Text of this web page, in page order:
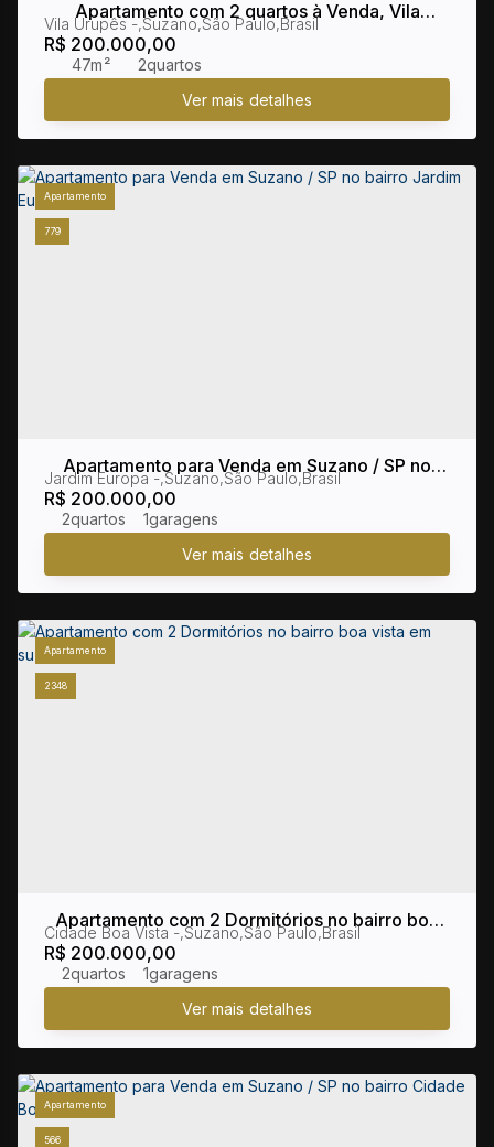
Apartamento com 2 quartos à Venda, Vila
Urupês - Suzano
R$ 200.000,00
Vila Urupês ,Suzano,São Paulo,Brasil
2
47m²
779
Apartamento
Apartamento para Venda em Suzano / SP no
bairro Jardim Europa
R$ 200.000,00
Jardim Europa ,Suzano,São Paulo,Brasil
2 1
2348
Apartamento
Apartamento com 2 Dormitórios no bairro boa
vista em suzano
R$ 200.000,00
Cidade Boa Vista ,Suzano,São Paulo,Brasil
2 1
566
Apartamento